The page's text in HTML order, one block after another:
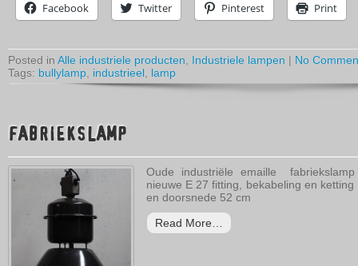
Facebook Twitter Pinterest Print
Posted in Alle industriele producten Industriele lampen | No
Tags: bullylamp industrieel lamp
FABRIEKSLAMP
Oude industriële emaille
nieuwe E 27 fitting, bekabeling en
en doorsnede 52 cm
Read More…